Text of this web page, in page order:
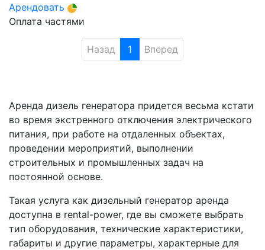
Арендовать
Оплата частями
Назад 1 Вперед
Аренда дизель генератора придется весьма кстати
во время экстренного отключения электрического
питания, при работе на отдаленных объектах,
проведении мероприятий, выполнении
строительных и промышленных задач на
постоянной основе.
Такая услуга как дизельный генератор аренда
доступна в rental-power, где вы сможете выбрать
тип оборудования, технические характеристики,
габариты и другие параметры, характерные для